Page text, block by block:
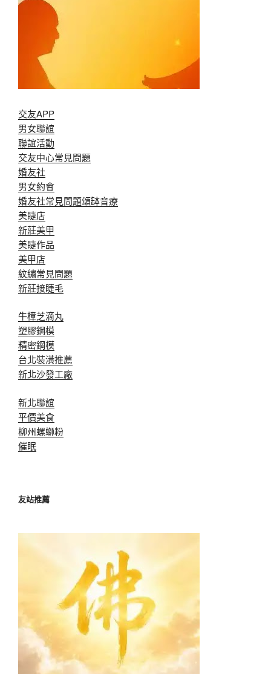
交友APP
男女聯誼
聯誼活動
交友中心常見問題
婚友社
男女約會
婚友社常見問題頌缽音療
美睫店
新莊美甲
美睫作品
美甲店
紋繡常見問題
新莊接睫毛
牛樟芝滴丸
塑膠鋼模
精密鋼模
台北裝潢推薦
新北沙發工廠
新北聯誼
平價美食
柳州螺螄粉
催眠
友站推薦